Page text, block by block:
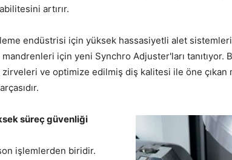
artırır.
endüstrisi için yüksek hassasiyetli alet sistemleri
için yeni Synchro Adjuster'ları tanıtıyor.
zirveleri ve optimize edilmiş diş kalitesi ile öne çıkan
süreç güvenliği
işlemlerden biridir.